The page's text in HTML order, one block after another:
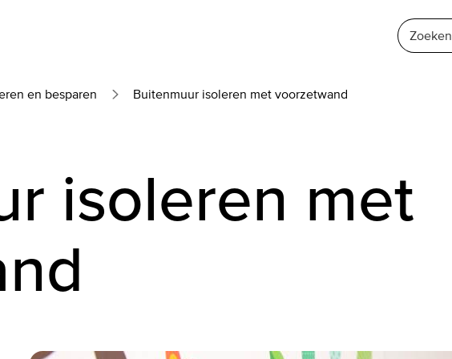
Zoeken
en besparen Buitenmuur isoleren met voorzetwand
isoleren met